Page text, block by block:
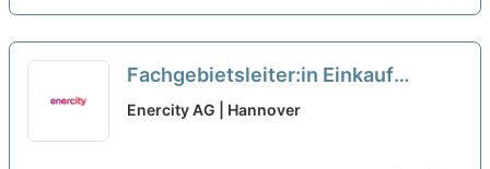
Fachgebietsleiter:in Einkauf
Energieerzeugung und
Enercity AG | Hannover